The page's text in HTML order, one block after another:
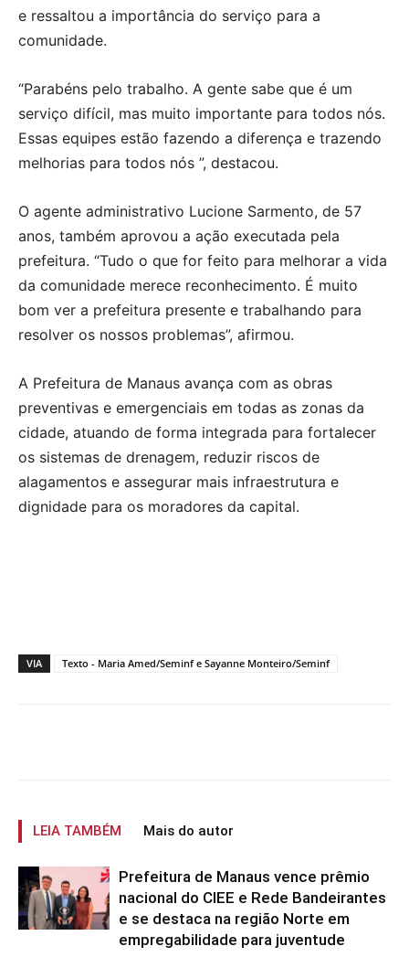
e ressaltou a importância do serviço para a
comunidade.
“Parabéns pelo trabalho. A gente sabe que é um
serviço difícil, mas muito importante para todos nós.
Essas equipes estão fazendo a diferença e trazendo
melhorias para todos nós ”, destacou.
O agente administrativo Lucione Sarmento, de 57
anos, também aprovou a ação executada pela
prefeitura. “Tudo o que for feito para melhorar a vida
da comunidade merece reconhecimento. É muito
bom ver a prefeitura presente e trabalhando para
resolver os nossos problemas”, afirmou.
A Prefeitura de Manaus avança com as obras
preventivas e emergenciais em todas as zonas da
cidade, atuando de forma integrada para fortalecer
os sistemas de drenagem, reduzir riscos de
alagamentos e assegurar mais infraestrutura e
dignidade para os moradores da capital.
VIA Texto - Maria Amed/Seminf e Sayanne Monteiro/Seminf
LEIA TAMBÉM Mais do autor
Prefeitura de Manaus vence prêmio
nacional do CIEE e Rede Bandeirantes
e se destaca na região Norte em
empregabilidade para juventude